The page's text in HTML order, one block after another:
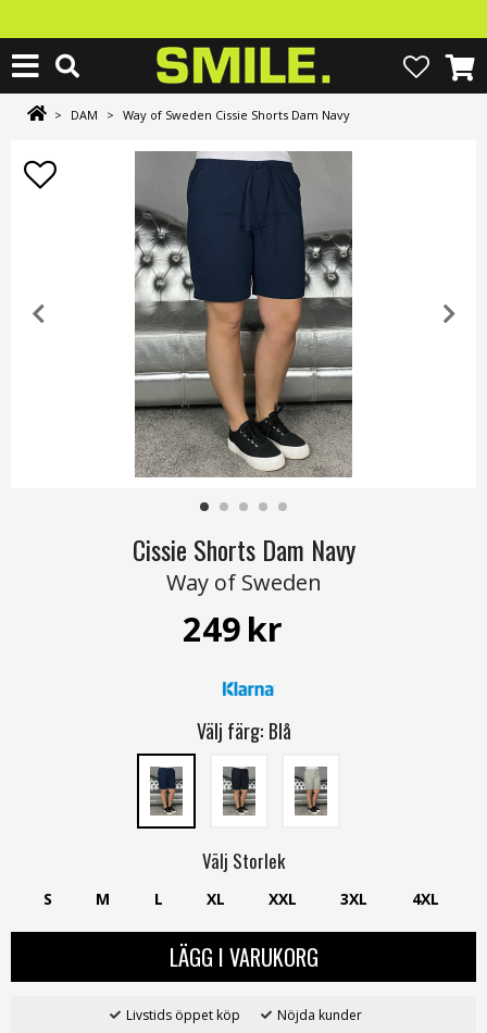
> DAM > Way of Sweden Cissie Shorts Dam Navy
Cissie Shorts Dam Navy
Way of Sweden
249kr
Välj färg: Blå
Välj Storlek
S M L XL XXL 3XL 4XL
LÄGG I VARUKORG
Livstids öppet köp Nöjda kunder